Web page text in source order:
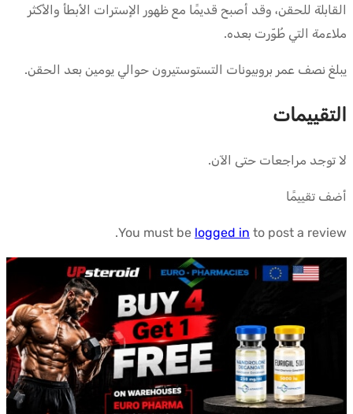
القابلة للحقن، وقد أصبح قديمًا مع ظهور الإسترات الأبطأ والأكثر
ملاءمة التي طُوّرت بعده.
يبلغ نصف عمر بروبيونات التستوستيرون حوالي يومين بعد الحقن.
التقييمات
لا توجد مراجعات حتى الآن.
أضف تقييمًا
You must be logged in to post a review.